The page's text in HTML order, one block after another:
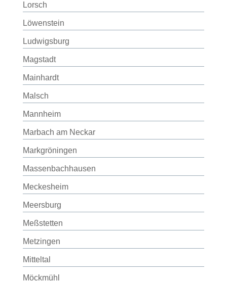
Lorsch
Löwenstein
Ludwigsburg
Magstadt
Mainhardt
Malsch
Mannheim
Marbach am Neckar
Markgröningen
Massenbachhausen
Meckesheim
Meersburg
Meßstetten
Metzingen
Mitteltal
Möckmühl